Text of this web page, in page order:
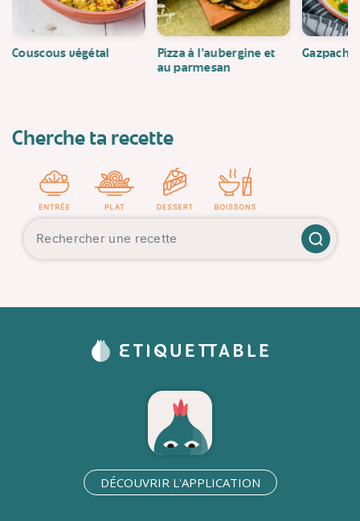
Couscous végétal
Pizza à l'aubergine et
au parmesan
Cherche ta recette
DÉCOUVRIR L'APPLICATION